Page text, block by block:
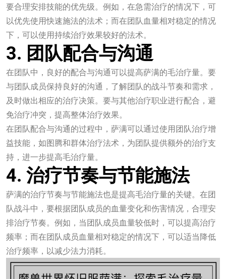
要合理安排技能的优先级。例如，在急需治疗的情况下，可
以优先使用快速施法的法术；而在团队血量相对稳定的情况
下，可以使用持续治疗效果较好的法术。
3. 团队配合与沟通
在团队中，良好的配合与沟通可以提高萨满的毛治疗量。要
与团队成员保持良好的沟通，了解团队的战斗节奏和需求，
及时做出相应的治疗决策。要与其他治疗职业进行配合，避
免治疗冲突，提高整体治疗效果。
在团队配合与沟通的过程中，萨满可以通过使用团队治疗增
益技能，如图腾和群体治疗法术，为团队提供额外的治疗支
持，进一步提高毛治疗量。
4. 治疗节奏与节能施法
萨满的治疗节奏与节能施法也是提高毛治疗量的关键。在团
队战斗中，要根据团队成员的血量变化和伤害情况，合理安
排治疗节奏。例如，当团队成员血量较低时，可以提高治疗
频率；而在团队成员血量相对稳定的情况下，可以适当降低
治疗频率，以减少法力消耗。